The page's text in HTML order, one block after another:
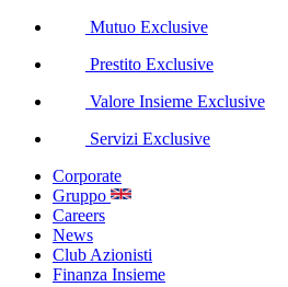
Mutuo Exclusive
Prestito Exclusive
Valore Insieme Exclusive
Servizi Exclusive
Corporate
Gruppo
Careers
News
Club Azionisti
Finanza Insieme